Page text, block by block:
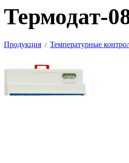
Термодат-
Продукция / Температурные